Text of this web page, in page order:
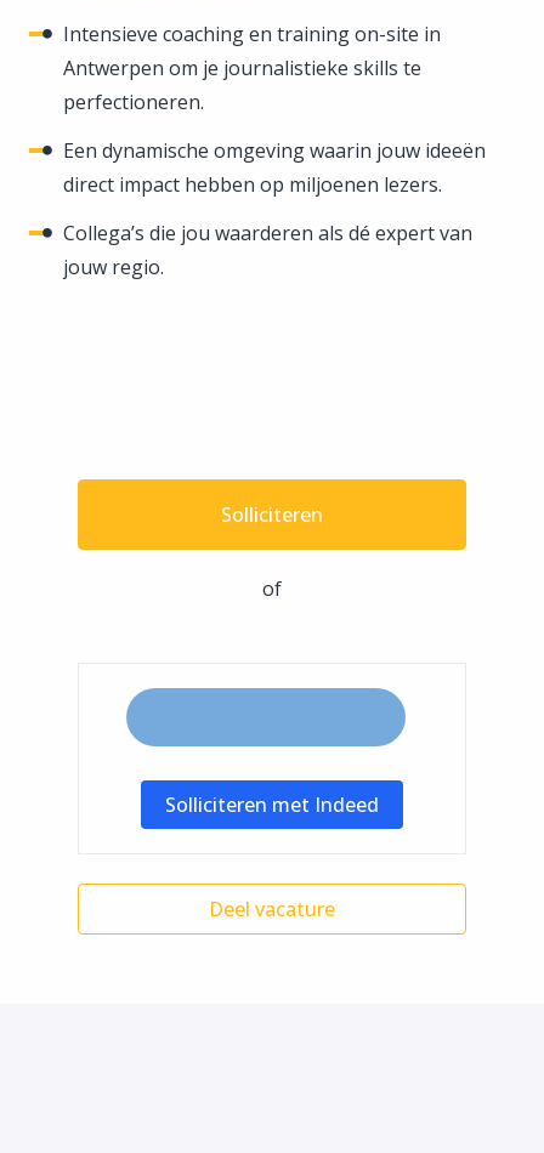
Intensieve coaching en training on-site in
Antwerpen om je journalistieke skills te
perfectioneren.
Een dynamische omgeving waarin jouw ideeën
direct impact hebben op miljoenen lezers.
Collega’s die jou waarderen als dé expert van
jouw regio.
Solliciteren
of
Solliciteren met Indeed
Deel vacature